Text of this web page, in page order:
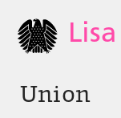
Union